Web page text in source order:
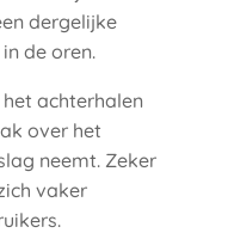
dergelijke
de oren.
achterhalen
over het
neemt. Zeker
vaker